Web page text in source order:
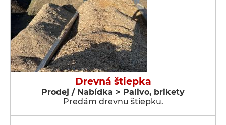
Drevná štiepka
Prodej / Nabídka > Palivo, brikety
Predám drevnu štiepku.